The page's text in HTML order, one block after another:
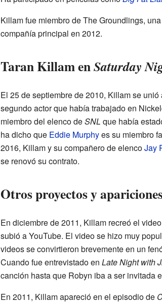
Killam fue miembro de The Groundlings,
compañía principal en 2012.
Taran Killam enSaturday
El 25 de septiembre de 2010, Killam se
segundo actor que había trabajado en
miembro del elenco deSNL que había
ha dicho que Eddie Murphyes su miembro
2016, Killam y su compañero de elencoJay
se renovó su contrato.
Otros proyectos y
En diciembre de 2011, Killam recreó el
subió a YouTube. El video se hizo muy
videos se convirtieron brevemente en un
Cuando fue entrevistado en Late Night with
canción hasta que Robyn iba a ser invitada
En 2011, Killam apareció en el episodio de